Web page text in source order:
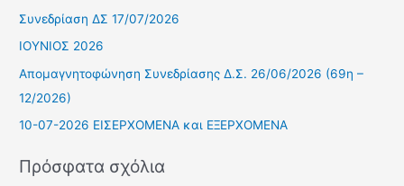
σ
η
γ
α
Συνεδρίαση ΔΣ 17/07/2026
ΙΟΥΝΙΟΣ 2026
Απομαγνητοφώνηση Συνεδρίασης Δ.Σ. 26/06/2026 (69η –
12/2026)
10-07-2026 ΕΙΣΕΡΧΟΜΕΝΑ και ΕΞΕΡΧΟΜΕΝΑ
Πρόσφατα σχόλια